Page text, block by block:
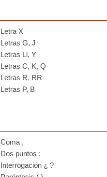
Letra X
Letras G, J
Letras Ll, Y
Letras C, K, Q
Letras R, RR
Letras P, B
Coma ,
Dos puntos :
Interrogación ¿ ?